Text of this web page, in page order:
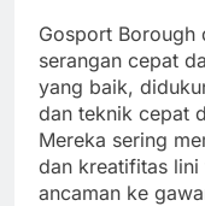
Gosport Borough
serangan cepat
yang baik,
dan teknik cepat
Mereka sering
dan kreatifitas lini
ancaman ke